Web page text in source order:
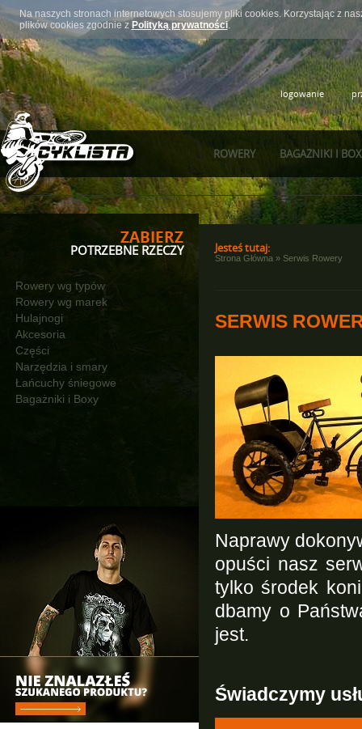
Na naszych stronach internetowych stosujemy pliki cookies. Korzystając z
plików cookies zgodnie zPolityką prywatności.
logowanie
BAGAŻNIKI I
ROWERY
ZABIERZ
POTRZEBNE RZECZY
Rowery wg typów
Rowery wg marek
Hulajnogi
Akcesoria
Części
Narzędzia i smary
Łańcuchy śniegowe
Bagażniki i Boxy
Jesteś tutaj:
Strona Główna » Serwis Rowery
SERWIS
Naprawy
opuści nasz
tylko środek
dbamy o
jest.
Świadczymy